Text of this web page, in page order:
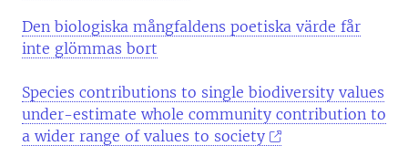
Den biologiska mångfaldens poetiska värde får
inte glömmas bort
Species contributions to single biodiversity values
under-estimate whole community contribution to
a wider range of values to society